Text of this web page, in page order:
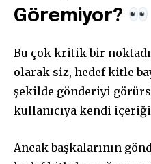
Göremiyor?
Bu çok kritik bir
olarak siz, hedef kitle
şekilde gönderiyi
kullanıcıya kendi
Ancak başkalarının